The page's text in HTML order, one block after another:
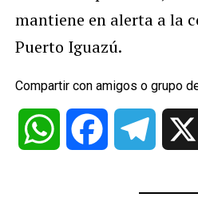
mantiene en alerta a la
Puerto Iguazú.
Compartir con amigos o grupo
WhatsApp Facebook